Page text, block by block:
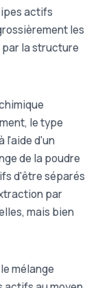
actifs
les
la structure
le type
l'aide d'un
de la poudre
d'être séparés
par
mais bien
mélange